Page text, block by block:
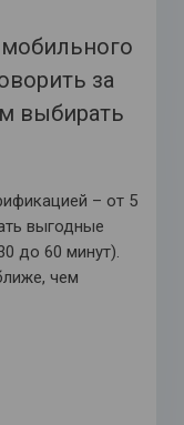
за
выбирать
– от 5
выгодные
до 60 минут).
чем